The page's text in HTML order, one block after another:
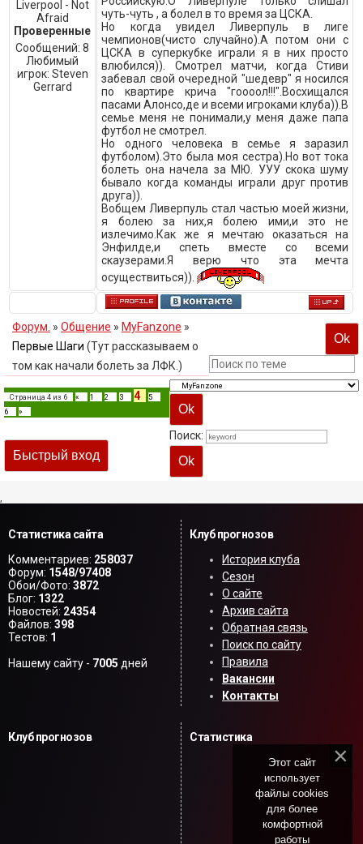
Liverpool - Not
Afraid
Проверенные
Сообщений:8
Любимый
игрок: Steven
Gerrard
чуть-чуть , а болел в то время за ЦСКА.
Но когда увидел Ливерпуль в лиге
чемпионов(чисто случайно).А потом они с
ЦСКА в суперкубке играли я в них просто
влюбился)). Смотрел матчи, когда Стиви
забевал свой очередной "шедевр" я носился
по квартире крича "гоооол!!!".Восхищался
пасами Алонсо,де и всеми игроками клуба)).В
семье меня не понимали,у меня даже папа
футбол не смотрел.
Но одного человека в семье я заразил
футболом).Это была моя сестра).Но вот тока
болеть она начела за МЮ. УУУ скока шуму
бывало когда команды играли друг против
друга)).
Вобщем Ливерпуль стал частью моей жизни,
я болею за них,я болею ими,и это не
излечимо.Как же я мечтаю оказаться на
Энфилде,и спеть вместе со всеми
скаузерами.Я верю что эта мечта
осуществиться)).
Форум. » Общение » MyFanzone »
Первые Шаги (Тут рассказываем о
том как начали болеть за ЛФК.)
Страница 4 из 6 « 1 2 3 4
5
6
»
Поиск:
,
Статистика сайта
Комментариев: 258037
Форум: 1548/97408
Обои/Фото: 3872
Блог: 1322
Новостей: 24354
Файлов: 398
Тестов: 1
Нашему сайту - 7005 дней
Клуб прогнозов
История клуба
Сезон
О сайте
Архив сайта
Обратная связь
Поиск по сайту
Правила
Вакансии
Контакты
Клуб прогнозов Статистика
Этот сайт
использует
файлы cookies
для более
комфортной
работы